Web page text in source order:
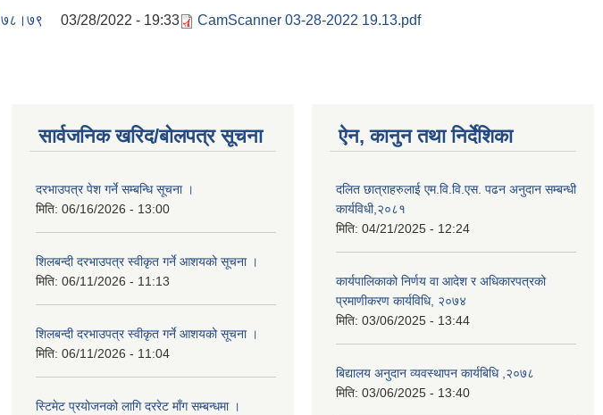
७८।७९ 03/28/2022 - 19:33 CamScanner 03-28-2022 19.13.pdf
सार्वजनिक खरिद/बोलपत्र सूचना
दरभाउपत्र पेश गर्ने सम्बन्धि सूचना ।
मिति: 06/16/2026 - 13:00
शिलबन्दी दरभाउपत्र स्वीकृत गर्ने आशयको सूचना ।
मिति: 06/11/2026 - 11:13
शिलबन्दी दरभाउपत्र स्वीकृत गर्ने आशयको सूचना ।
मिति: 06/11/2026 - 11:04
स्टिमेट प्रयोजनको लागि दररेट माँग सम्बन्धमा ।
ऐन, कानुन तथा निर्देशिका
दलित छात्राहरुलाई एम.वि.वि.एस. पढन अनुदान सम्बन्धी
कार्यविधी,२०८१
मिति: 04/21/2025 - 12:24
कार्यपालिकाको निर्णय वा आदेश र अधिकारपत्रको
प्रमाणीकरण कार्यविधि, २०७४
मिति: 03/06/2025 - 13:44
बिद्यालय अनुदान व्यवस्थापन कार्यबिधि ,२०७८
मिति: 03/06/2025 - 13:40